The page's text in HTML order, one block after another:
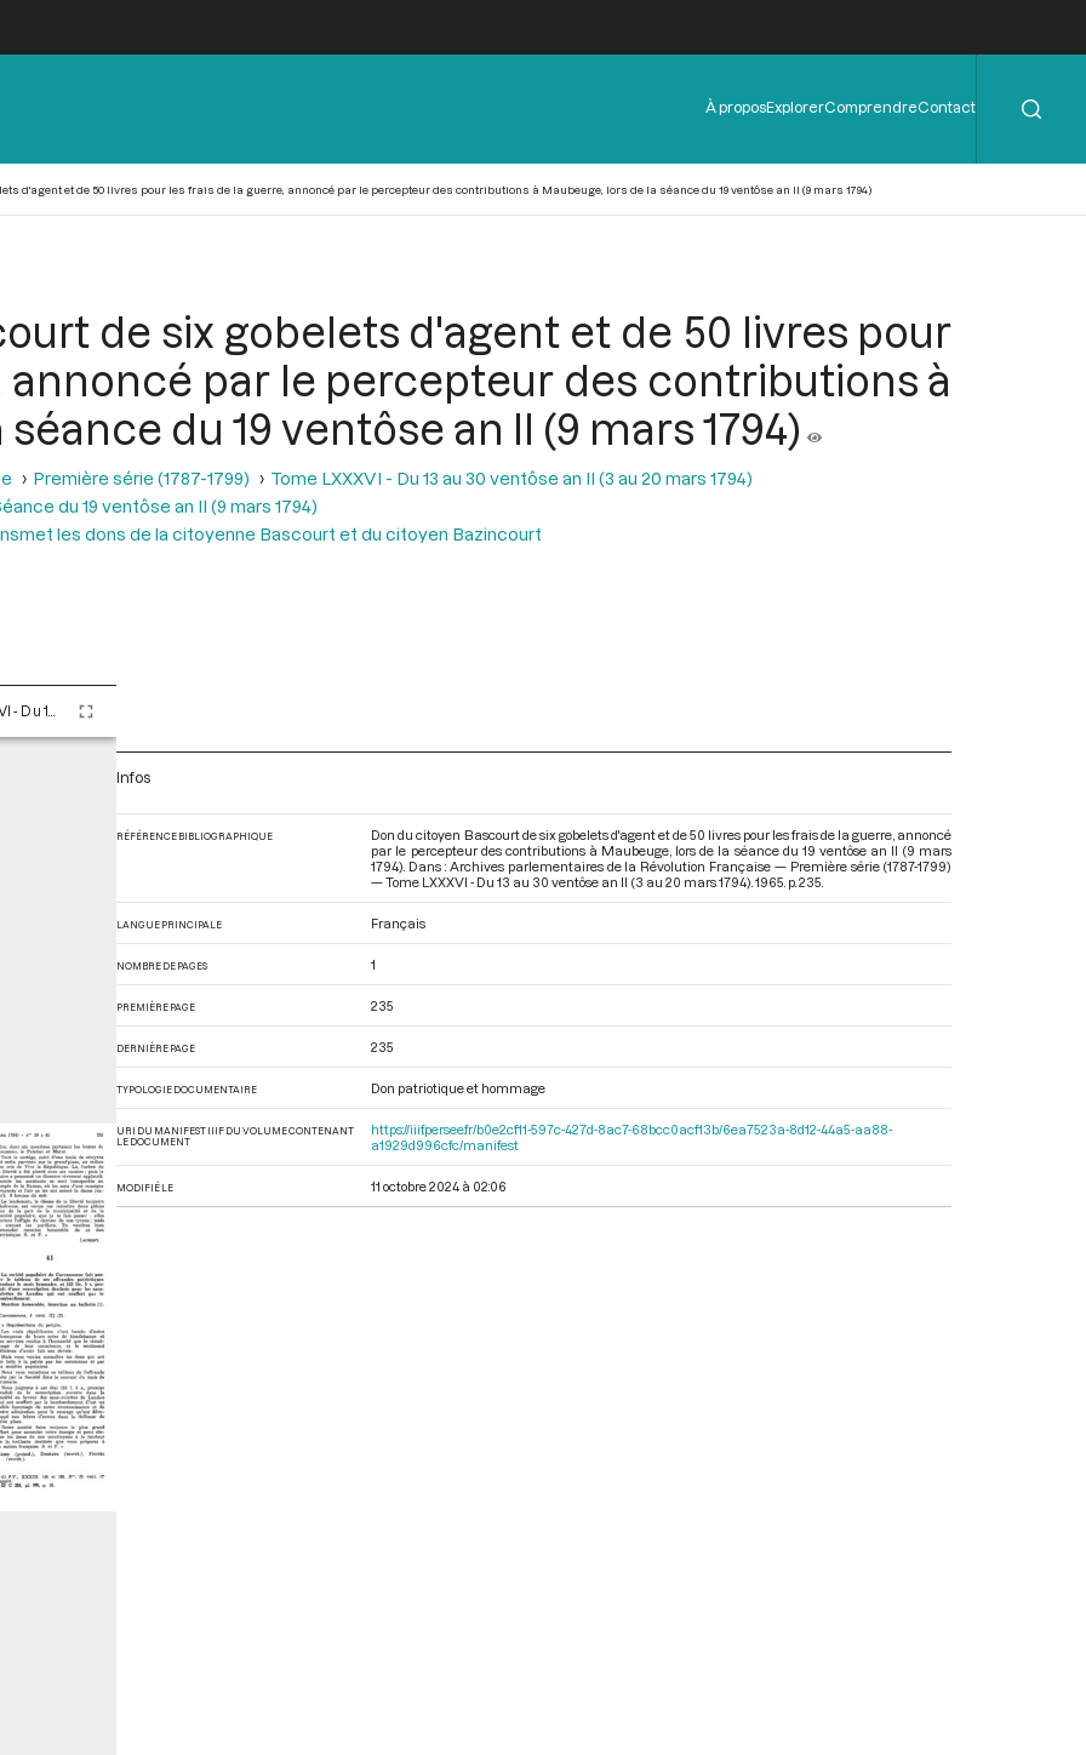
Menu
de
À proposExplorerComprendreContact
d'agent et de 50 livres pour les frais de la guerre, annoncé par le percepteur des contributions à Maubeuge, lors de la séance du 19 ventôse an II (9 mars 1794)
de six gobelets d'agent et de 50 livres pour
annoncé par le percepteur des contributions à
du 19 ventôse an II (9 mars 1794)
Première série (1787-1799)
Tome LXXXVI - Du 13 au 30 ventôse an II (3 au 20 mars 1794)
du 19 ventôse an II (9 mars 1794)
les dons de la citoyenne Bascourt et du citoyen Bazincourt
Infos
RÉFÉRENCE BIBLIOGRAPHIQUE
Don du citoyen Bascourt de six gobelets d'agent et de 50 livres pour les frais de la guerre, annoncé
par le percepteur des contributions à Maubeuge, lors de la séance du 19 ventôse an II (9 mars
1794). Dans : Archives parlementaires de la Révolution Française — Première série (1787-1799)
— Tome LXXXVI - Du 13 au 30 ventôse an II (3 au 20 mars 1794) . 1965. p. 235.
LANGUE PRINCIPALE Français
NOMBRE DE PAGES 1
PREMIÈRE PAGE 235
DERNIÈRE PAGE 235
TYPOLOGIE DOCUMENTAIRE Don patriotique et hommage
URI DU MANIFEST IIIF DU VOLUME CONTENANT
LE DOCUMENT
https://iiif.persee.fr/b0e2cf11-597c-427d-8ac7-68bcc0acf13b/6ea7523a-8d12-44a5-aa88-
a1929d996cfc/manifest
MODIFIÉ LE 11 octobre 2024 à 02:06